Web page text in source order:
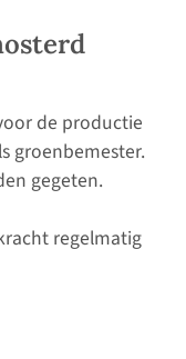
de productie
groenbemester.
gegeten.
regelmatig